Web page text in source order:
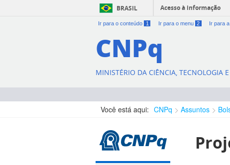
BRASIL Acesso à informação
Ir para o conteúdo 1 Ir para o menu 2 Ir para
CNPq
MINISTÉRIO DA CIÊNCIA, TECNOLOGIA
Você está aqui: CNPq Assuntos